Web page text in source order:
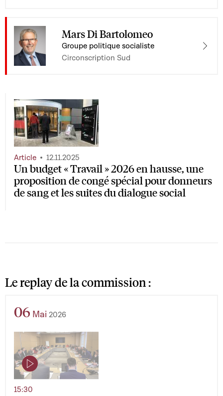
Mars Di Bartolomeo
Groupe politique socialiste
Circonscription Sud
Un budget « Travail » 2026 en hausse, une
proposition de congé spécial pour donneurs
de sang et les suites du dialogue social
Article 12.11.2025
Le replay de la commission :
06 Mai 2026
15:30